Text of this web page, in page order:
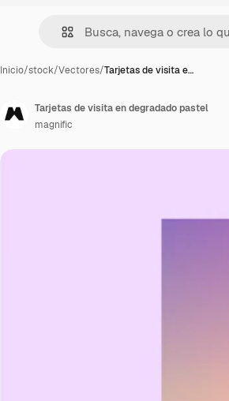
Inicio/stock/Vectores/Tarjetas de visita e…
Tarjetas de visita en degradado pastel
magnific